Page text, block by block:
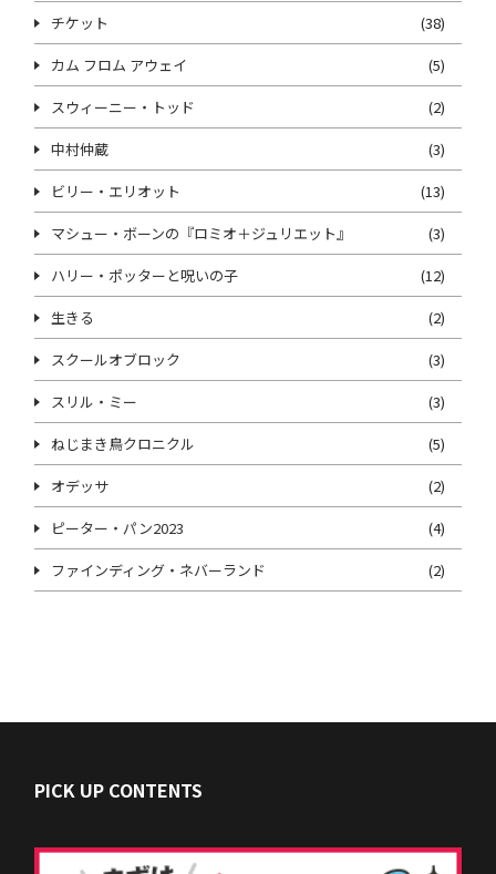
チケット
(38)
カム フロム アウェイ
(5)
スウィーニー・トッド
(2)
中村仲蔵
(3)
ビリー・エリオット
(13)
マシュー・ボーンの『ロミオ＋ジュリエット』
(3)
ハリー・ポッターと呪いの子
(12)
生きる
(2)
スクールオブロック
(3)
スリル・ミー
(3)
ねじまき鳥クロニクル
(5)
オデッサ
(2)
ピーター・パン2023
(4)
ファインディング・ネバーランド
(2)
PICK UP CONTENTS